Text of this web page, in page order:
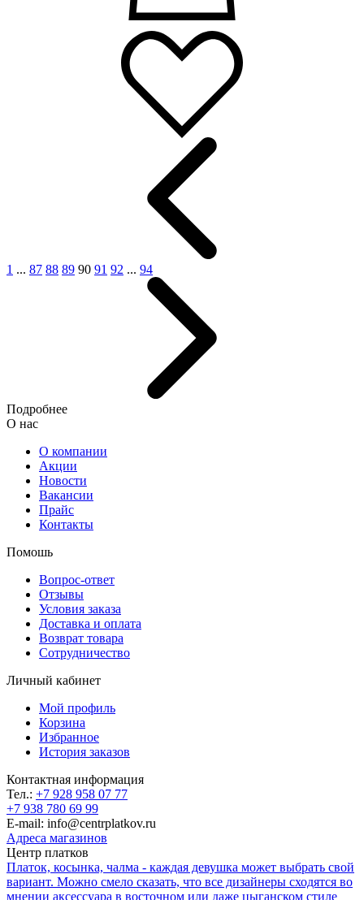
1 ... 87 88 89 90 91 92 ... 94
Подробнее
О нас
О компании
Акции
Новости
Вакансии
Прайс
Контакты
Помошь
Вопрос-ответ
Отзывы
Условия заказа
Доставка и оплата
Возврат товара
Сотрудничество
Личный кабинет
Мой профиль
Корзина
Избранное
История заказов
Контактная информация
Тел.: +7 928 958 07 77
+7 938 780 69 99
E-mail: info@centrplatkov.ru
Адреса магазинов
Центр платков
Платок, косынка, чалма - каждая девушка может выбрать свой
вариант. Можно смело сказать, что все дизайнеры сходятся во
мнении аксессуара в восточном или даже цыганском стиле